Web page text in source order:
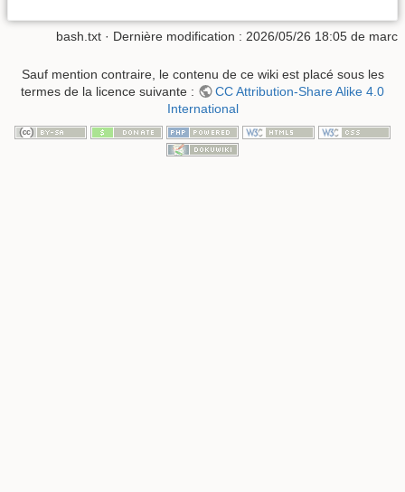
bash.txt · Dernière modification : 2026/05/26 18:05 de marc
Sauf mention contraire, le contenu de ce wiki est placé sous les
termes de la licence suivante :
CC Attribution-Share Alike 4.0
International